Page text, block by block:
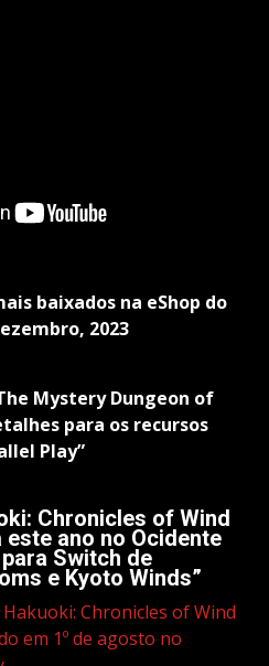
baixados na eShop do
2023
Mystery Dungeon of
para os recursos
Play”
Chronicles of Wind
ano no Ocidente
Switch de
e Kyoto Winds”
Chronicles of Wind
em 1º de agosto no